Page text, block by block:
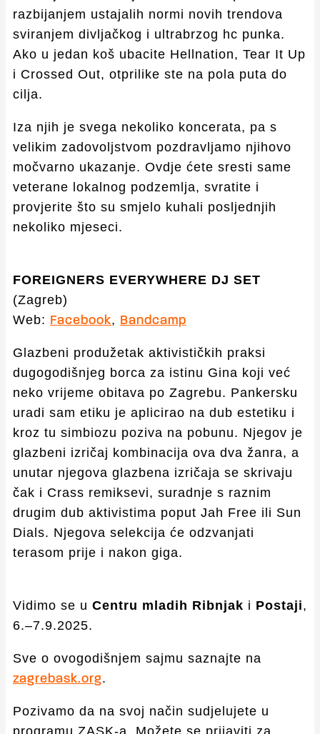
razbijanjem ustajalih normi novih trendova
sviranjem divljačkog i ultrabrzog hc punka.
Ako u jedan koš ubacite Hellnation, Tear It Up
i Crossed Out, otprilike ste na pola puta do
cilja.
Iza njih je svega nekoliko koncerata, pa s
velikim zadovoljstvom pozdravljamo njihovo
močvarno ukazanje. Ovdje ćete sresti same
veterane lokalnog podzemlja, svratite i
provjerite što su smjelo kuhali posljednjih
nekoliko mjeseci.
FOREIGNERS EVERYWHERE DJ SET
(Zagreb)
Web: Facebook, Bandcamp
Glazbeni produžetak aktivističkih praksi
dugogodišnjeg borca za istinu Gina koji već
neko vrijeme obitava po Zagrebu. Pankersku
uradi sam etiku je aplicirao na dub estetiku i
kroz tu simbiozu poziva na pobunu. Njegov je
glazbeni izričaj kombinacija ova dva žanra, a
unutar njegova glazbena izričaja se skrivaju
čak i Crass remiksevi, suradnje s raznim
drugim dub aktivistima poput Jah Free ili Sun
Dials. Njegova selekcija će odzvanjati
terasom prije i nakon giga.
Vidimo se u Centru mladih Ribnjak i Postaji,
6.–7.9.2025.
Sve o ovogodišnjem sajmu saznajte na
zagrebask.org.
Pozivamo da na svoj način sudjelujete u
programu ZASK-a. Možete se prijaviti za